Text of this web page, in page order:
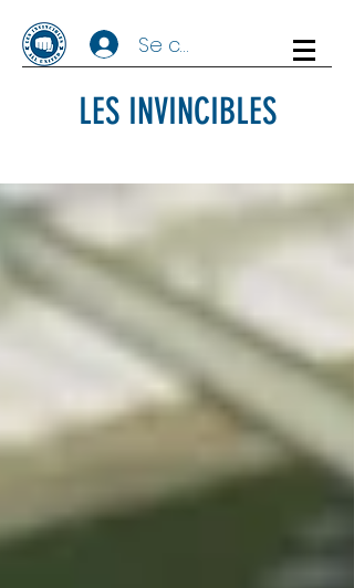
Se connecter
LES INVINCIBLES